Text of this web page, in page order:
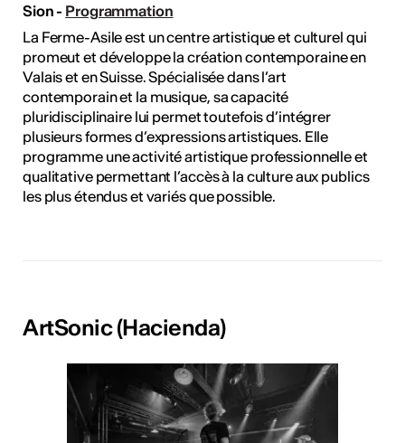
Sion - Programmation
La Ferme-Asile est un centre artistique et culturel qui
promeut et développe la création contemporaine en
Valais et en Suisse. Spécialisée dans l’art
contemporain et la musique, sa capacité
pluridisciplinaire lui permet toutefois d’intégrer
plusieurs formes d’expressions artistiques. Elle
programme une activité artistique professionnelle et
qualitative permettant l’accès à la culture aux publics
les plus étendus et variés que possible.
ArtSonic (Hacienda)